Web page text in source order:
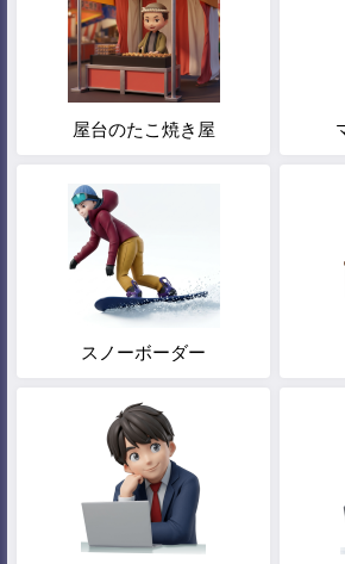
屋台のたこ焼き屋
スノーボーダー